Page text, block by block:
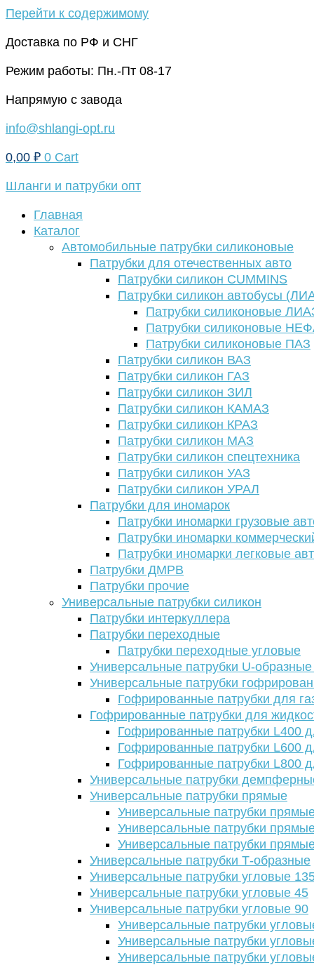
Перейти к содержимому
Доставка по РФ и СНГ
Режим работы: Пн.-Пт 08-17
Напрямую с завода
info@shlangi-opt.ru
0,00 ₽ 0 Cart
Шланги и патрубки опт
Главная
Каталог
Автомобильные патрубки силиконовые
Патрубки для отечественных авто
Патрубки силикон CUMMINS
Патрубки силикон автобусы
Патрубки силиконовые
Патрубки силиконовые
Патрубки силиконовые ПАЗ
Патрубки силикон ВАЗ
Патрубки силикон ГАЗ
Патрубки силикон ЗИЛ
Патрубки силикон КАМАЗ
Патрубки силикон КРАЗ
Патрубки силикон МАЗ
Патрубки силикон спецтехника
Патрубки силикон УАЗ
Патрубки силикон УРАЛ
Патрубки для иномарок
Патрубки иномарки грузовые
Патрубки иномарки
Патрубки иномарки легковые
Патрубки ДМРВ
Патрубки прочие
Универсальные патрубки силикон
Патрубки интеркуллера
Патрубки переходные
Патрубки переходные угловые
Универсальные патрубки U-
Универсальные патрубки
Гофрированные патрубки для
Гофрированные патрубки для
Гофрированные патрубки L400
Гофрированные патрубки L600
Гофрированные патрубки L800
Универсальные патрубки
Универсальные патрубки прямые
Универсальные патрубки
Универсальные патрубки
Универсальные патрубки
Универсальные патрубки Т-образные
Универсальные патрубки угловые
Универсальные патрубки угловые 45
Универсальные патрубки угловые 90
Универсальные патрубки
Универсальные патрубки
Универсальные патрубки